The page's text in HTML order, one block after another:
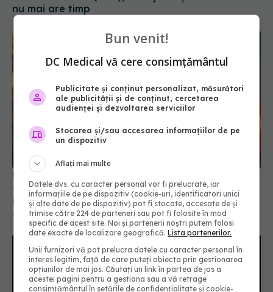
Ministerul Sănătății activează planul pentru
caniculă. Măsuri speciale în spitale și recomandări
pentru populație
03 aug 2026, 10:30
Bun venit!
DC Medical vă cere consimțământul
Publicitate și conținut personalizat, măsurători
ale publicității și de conținut, cercetarea
audienței și dezvoltarea serviciilor
Stocarea și/sau accesarea informațiilor de pe
un dispozitiv
Aflați mai multe
Datele dvs. cu caracter personal vor fi prelucrate, iar
informațiile de pe dispozitiv (cookie-uri, identificatori unici
și alte date de pe dispozitiv) pot fi stocate, accesate de și
trimise către 224 de parteneri sau pot fi folosite în mod
specific de acest site. Noi și partenerii noștri putem folosi
date exacte de localizare geografică.Lista partenerilor.
Unii furnizori vă pot prelucra datele cu caracter personal în
interes legitim, față de care puteți obiecta prin gestionarea
opțiunilor de mai jos. Căutați un link în partea de jos a
acestei pagini pentru a gestiona sau a vă retrage
consimțământul în setările de confidențialitate și cookie-